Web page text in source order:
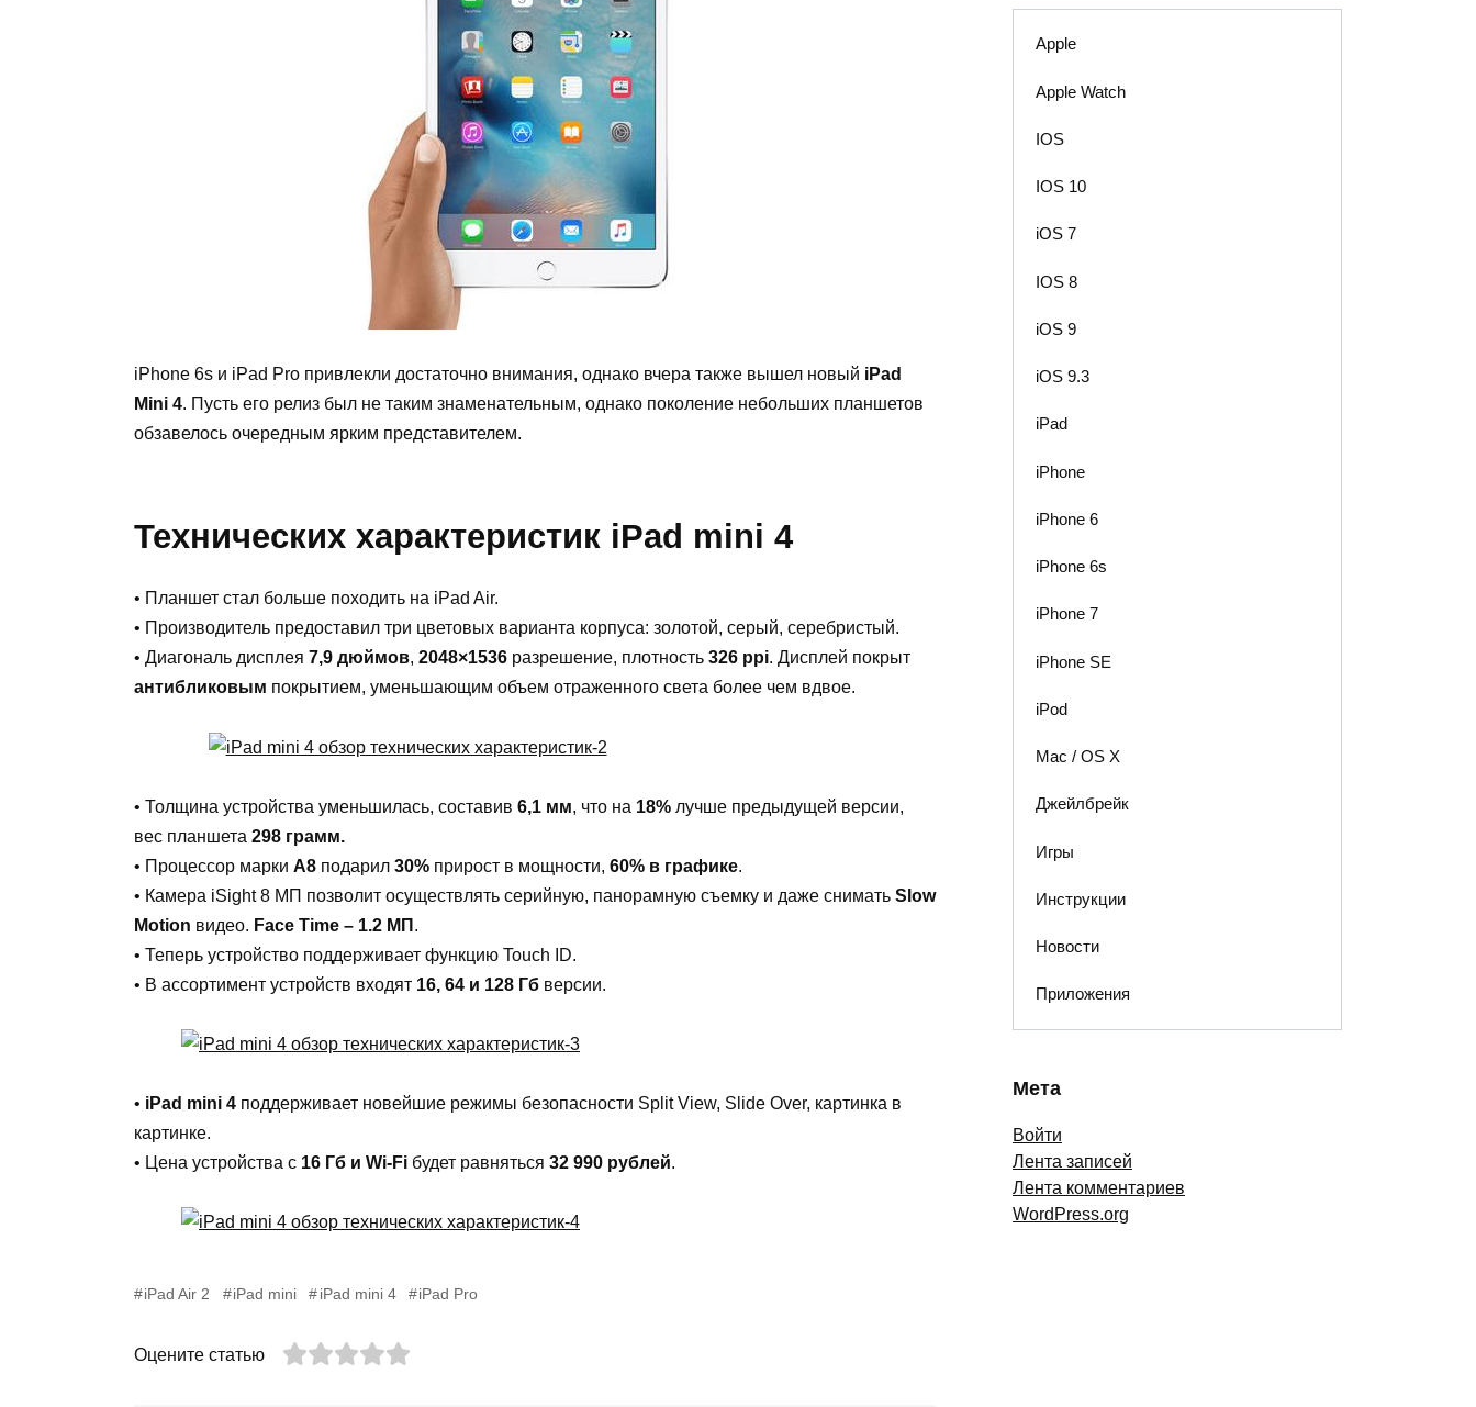
iPhone 6s и iPad Pro привлекли достаточно внимания, однако вчера также вышел новый iPad
Mini 4. Пусть его релиз был не таким знаменательным, однако поколение небольших планшетов
обзавелось очередным ярким представителем.
Технических характеристик iPad mini 4
• Планшет стал больше походить на iPad Air.
• Производитель предоставил три цветовых варианта корпуса: золотой, серый, серебристый.
• Диагональ дисплея 7,9 дюймов, 2048×1536 разрешение, плотность 326 ppi. Дисплей покрыт
антибликовым покрытием, уменьшающим объем отраженного света более чем вдвое.
• Толщина устройства уменьшилась, составив 6,1 мм, что на 18% лучше предыдущей версии,
вес планшета 298 грамм.
• Процессор марки A8 подарил 30% прирост в мощности, 60% в графике.
• Камера iSight 8 МП позволит осуществлять серийную, панорамную съемку и даже снимать Slow
Motion видео. Face Time – 1.2 МП .
• Теперь устройство поддерживает функцию Touch ID.
• В ассортимент устройств входят 16, 64 и 128 Гб версии.
• iPad mini 4 поддерживает новейшие режимы безопасности Split View, Slide Over, картинка в
картинке.
• Цена устройства с 16 Гб и Wi-Fi будет равняться 32 990 рублей.
iPad Air 2 iPad mini iPad mini 4 iPad Pro
Оцените статью
Apple
Apple Watch
IOS
IOS 10
iOS 7
IOS 8
iOS 9
iOS 9.3
iPad
iPhone
iPhone 6
iPhone 6s
iPhone 7
iPhone SE
iPod
Mac / OS X
Джейлбрейк
Игры
Инструкции
Новости
Приложения
Мета
Войти
Лента записей
Лента комментариев
WordPress.org